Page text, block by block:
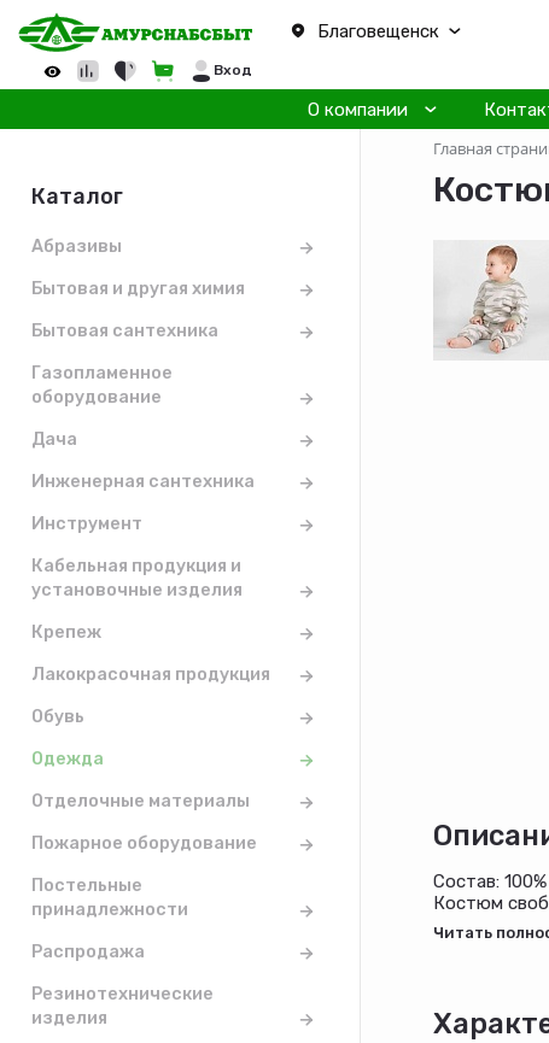
Благовещенск
Вход
О компании
Каталог
Абразивы
Бытовая и другая химия
Бытовая сантехника
Газопламенное
оборудование
Дача
Инженерная сантехника
Инструмент
Кабельная продукция и
установочные изделия
Крепеж
Лакокрасочная продукция
Обувь
Одежда
Отделочные материалы
Пожарное оборудование
Постельные
принадлежности
Распродажа
Резинотехнические
изделия
Главная
Состав:
Костюм
низ брюк на